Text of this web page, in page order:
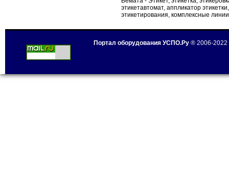
этикетавтомат, аппликатор
этикетирования, комплексные
Портал оборудования УСПО.Ру ® 2006-2022